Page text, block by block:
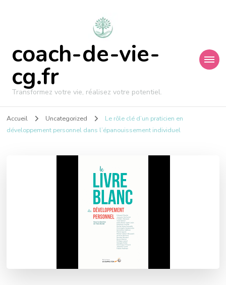
coach-de-vie-
cg.fr
Transformez votre vie, réalisez votre potentiel.
Accueil Uncategorized
Le rôle clé d’un praticien en
développement personnel dans l’épanouissement individuel